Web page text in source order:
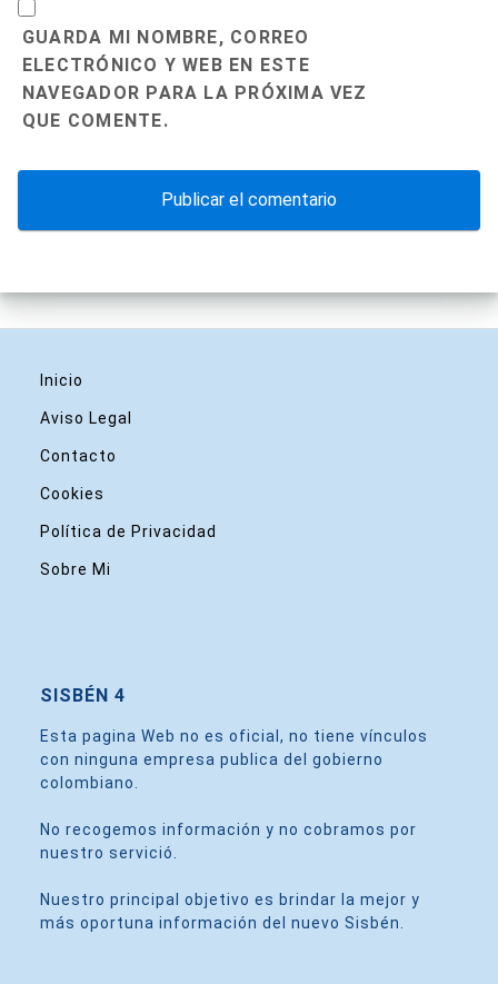
GUARDA MI NOMBRE, CORREO
ELECTRÓNICO Y WEB EN ESTE
NAVEGADOR PARA LA PRÓXIMA VEZ
QUE COMENTE.
Inicio
Aviso Legal
Contacto
Cookies
Política de Privacidad
Sobre Mi
SISBÉN 4
Esta pagina Web no es oficial, no tiene vínculos
con ninguna empresa publica del gobierno
colombiano.
No recogemos información y no cobramos por
nuestro servició.
Nuestro principal objetivo es brindar la mejor y
más oportuna información del nuevo Sisbén.